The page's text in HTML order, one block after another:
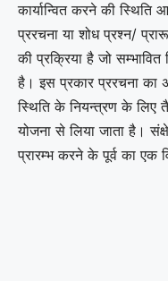
कार्यान्वित करने की स्थिति
प्ररचना या शोध प्रश्न/
की प्रक्रिया है जो
है। इस प्रकार प्ररचना का
स्थिति के नियन्त्रण के लिए
योजना से लिया जाता है।
प्रारम्भ करने के पूर्व का एक